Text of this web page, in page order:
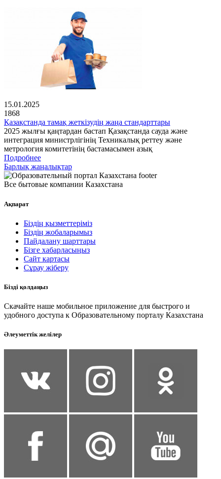
15.01.2025
1868
Қазақстанда тамақ жеткізудің жаңа стандарттары
2025 жылғы қаңтардан бастап Қазақстанда сауда және
интеграция министрлігінің Техникалық реттеу және
метрология комитетінің бастамасымен азық
Подробнее
Барлық жаңалықтар
Все бытовые компании Казахстана
Ақпарат
Біздің қызметтеріміз
Біздің жобаларымыз
Пайдалану шарттары
Бізге хабарласыңыз
Сайт картасы
Сұрау жіберу
Бізді қолдаңыз
Скачайте наше мобильное приложение для быстрого и
удобного доступа к Образовательному порталу Казахстана
Әлеуметтік желілер